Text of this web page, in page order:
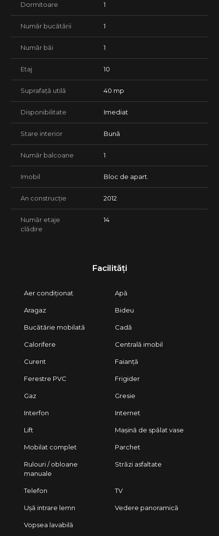
Pentru mai multe detalii sau programarea unei vizionari, ne
puteti contacta.
Dormitoare 1
Număr bucătării 1
Număr băi 1
Etaj 10
Suprafață utilă 40 mp
Disponibilitate Imediat
Stare interior Bună
Număr balcoane 1
Imobil Bloc de apart.
An construcție 2012
Număr etaje
clădire
14
Facilități
Aer condiționat Apă
Aragaz Bideu
Bucătărie mobilată Cadă
Calorifere Centrală imobil
Curent Faianță
Ferestre PVC Frigider
Gaz Gresie
Interfon Internet
Lift Mașină de spălat vase
Mobilat complet Parchet
Rulouri / obloane
manuale
Străzi asfaltate
Telefon TV
Ușă intrare lemn Vedere panoramică
Vopsea lavabilă